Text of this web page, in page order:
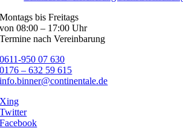
Montags bis Freitags
von 08:00 – 17:00 Uhr
Termine nach Vereinbarung
0611-950 07 630
0176 – 632 59 615
info.binner@continentale.de
Xing
Twitter
Facebook